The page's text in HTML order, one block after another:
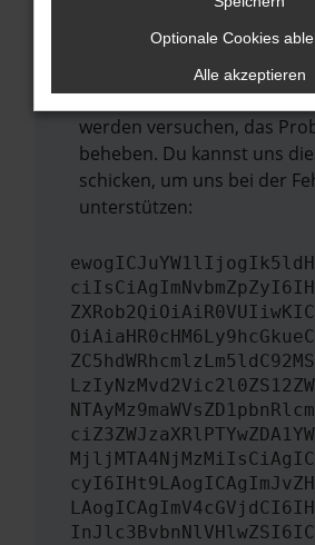
mehr unterstützt werden.
Wende dich an den
Wenn du alle oben
versucht hast, kontaktiere
werden versuchen, das
beheben. Du kannst uns
schicken, um uns bei der
unterstützen:
Optionale Cookies
Alle akzeptieren